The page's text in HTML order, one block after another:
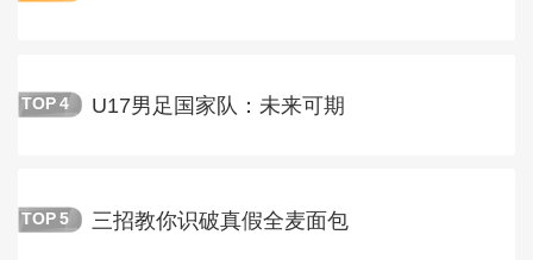
TOP 4 U17男足国家队：未来可期
TOP 5 三招教你识破真假全麦面包